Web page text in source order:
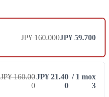
JP¥ 160.000JP¥ 59.700
JP¥ 160.00
0
JP¥ 21.40
0
/ 1 mox
3